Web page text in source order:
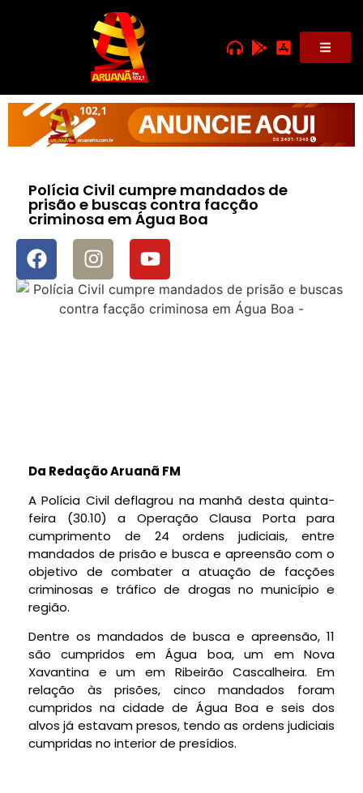
Polícia Civil cumpre mandados de
prisão e buscas contra facção
criminosa em Água Boa
Da Redação Aruanã FM
A Polícia Civil deflagrou na manhã desta quinta-
feira (30.10) a Operação Clausa Porta para
cumprimento de 24 ordens judiciais, entre
mandados de prisão e busca e apreensão com o
objetivo de combater a atuação de facções
criminosas e tráfico de drogas no município e
região.
Dentre os mandados de busca e apreensão, 11
são cumpridos em Água boa, um em Nova
Xavantina e um em Ribeirão Cascalheira. Em
relação às prisões, cinco mandados foram
cumpridos na cidade de Água Boa e seis dos
alvos já estavam presos, tendo as ordens judiciais
cumpridas no interior de presídios.